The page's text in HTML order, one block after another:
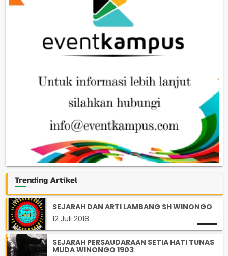
Trending Artikel
SEJARAH DAN ARTI LAMBANG SH WINONGO
12 Juli 2018
SEJARAH PERSAUDARAAN SETIA HATI TUNAS
MUDA WINONGO 1903